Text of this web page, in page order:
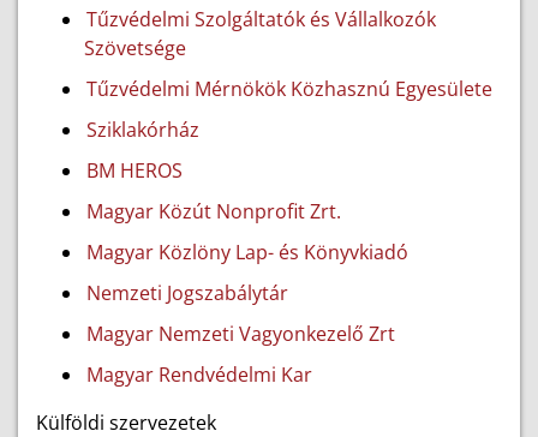
Tűzvédelmi Szolgáltatók és Vállalkozók
Szövetsége
Tűzvédelmi Mérnökök Közhasznú Egyesülete
Sziklakórház
BM HEROS
Magyar Közút Nonprofit Zrt.
Magyar Közlöny Lap- és Könyvkiadó
Nemzeti Jogszabálytár
Magyar Nemzeti Vagyonkezelő Zrt
Magyar Rendvédelmi Kar
Külföldi szervezetek